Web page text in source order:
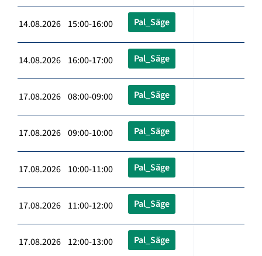
14.08.2026 15:00-16:00 Pal_Säge
14.08.2026 16:00-17:00 Pal_Säge
17.08.2026 08:00-09:00 Pal_Säge
17.08.2026 09:00-10:00 Pal_Säge
17.08.2026 10:00-11:00 Pal_Säge
17.08.2026 11:00-12:00 Pal_Säge
17.08.2026 12:00-13:00 Pal_Säge